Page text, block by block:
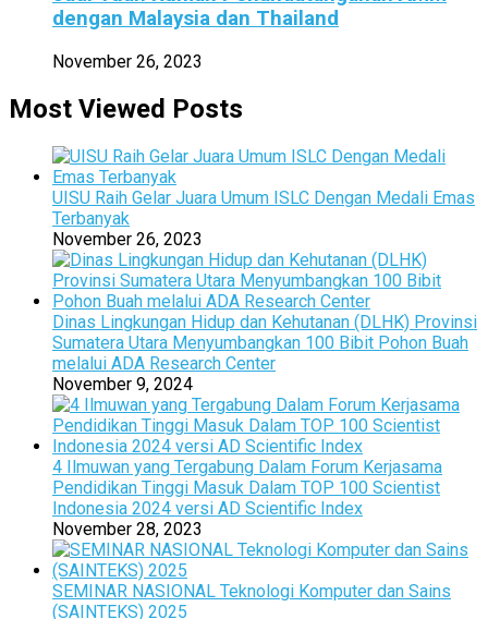
dengan Malaysia dan Thailand
November 26, 2023
Most Viewed Posts
UISU Raih Gelar Juara Umum ISLC Dengan Medali Emas
Terbanyak
November 26, 2023
Dinas Lingkungan Hidup dan Kehutanan (DLHK) Provinsi
Sumatera Utara Menyumbangkan 100 Bibit Pohon Buah
melalui ADA Research Center
November 9, 2024
4 Ilmuwan yang Tergabung Dalam Forum Kerjasama
Pendidikan Tinggi Masuk Dalam TOP 100 Scientist
Indonesia 2024 versi AD Scientific Index
November 28, 2023
SEMINAR NASIONAL Teknologi Komputer dan Sains
(SAINTEKS) 2025